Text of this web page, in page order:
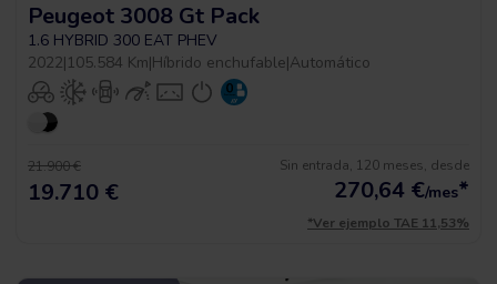
Peugeot 3008 Gt Pack
1.6 HYBRID 300 EAT PHEV
2022|105.584 Km|Híbrido enchufable|Automático
21.900 €
19.710 €
Sin entrada, 120 meses, desde
270,64 €/mes*
*Ver ejemplo TAE 11,53%